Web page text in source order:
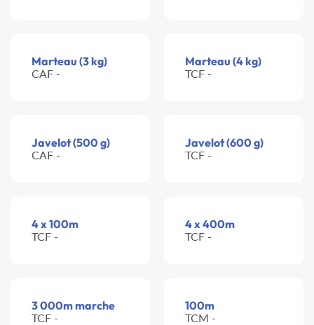
Marteau (3 kg)
CAF -
Marteau (4 kg)
TCF -
Javelot (500 g)
CAF -
Javelot (600 g)
TCF -
4 x 100m
TCF -
4 x 400m
TCF -
3 000m marche
TCF -
100m
TCM -